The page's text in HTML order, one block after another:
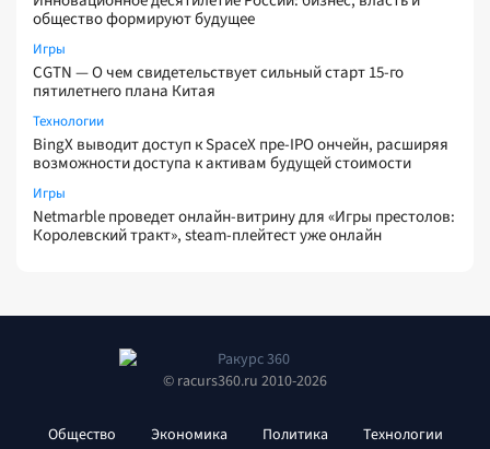
общество формируют будущее
Игры
CGTN — О чем свидетельствует сильный старт 15-го
пятилетнего плана Китая
Технологии
BingX выводит доступ к SpaceX пре-IPO ончейн, расширяя
возможности доступа к активам будущей стоимости
Игры
Netmarble проведет онлайн-витрину для «Игры престолов:
Королевский тракт», steam-плейтест уже онлайн
© racurs360.ru 2010-2026
Общество Экономика Политика Технологии